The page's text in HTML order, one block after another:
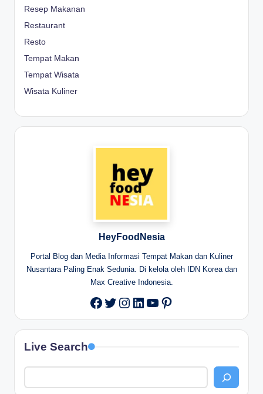
Resep Makanan
Restaurant
Resto
Tempat Makan
Tempat Wisata
Wisata Kuliner
HeyFoodNesia
Portal Blog dan Media Informasi Tempat Makan dan Kuliner
Nusantara Paling Enak Sedunia. Di kelola oleh IDN Korea dan
Max Creative Indonesia.
Facebook
Twitter
Instagram
LinkedIn
YouTube
Pinterest
Live Search